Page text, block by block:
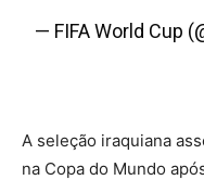
— FIFA World Cup
A seleção iraquiana
na Copa do Mundo